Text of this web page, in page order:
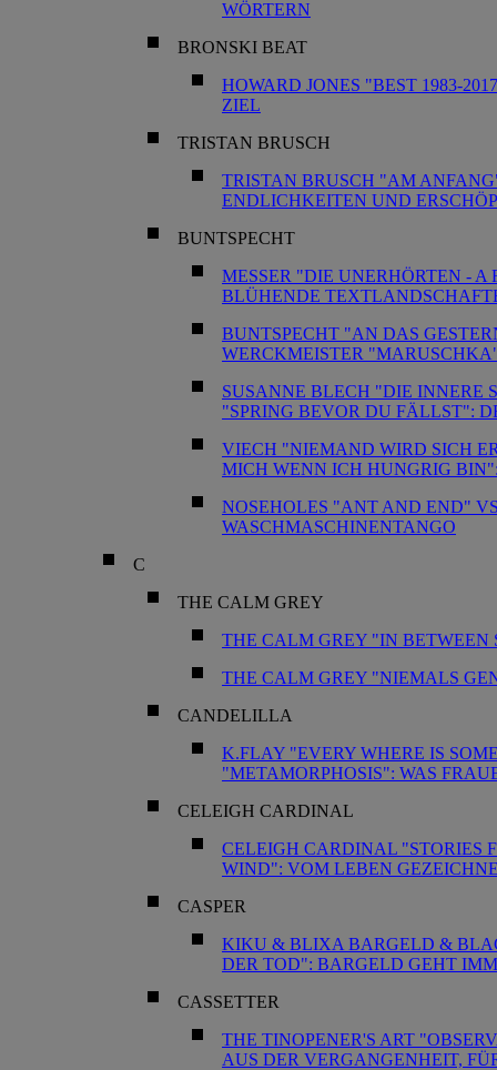
WÖRTERN
BRONSKI BEAT
HOWARD JONES "BEST 1983-
ZIEL
TRISTAN BRUSCH
TRISTAN BRUSCH "AM
ENDLICHKEITEN UND
BUNTSPECHT
MESSER "DIE UNERHÖRTEN -
BLÜHENDE
BUNTSPECHT "AN DAS
WERCKMEISTER
SUSANNE BLECH "DIE INNERE
"SPRING BEVOR DU FÄLLST":
VIECH "NIEMAND WIRD SICH
MICH WENN ICH HUNGRIG
NOSEHOLES "ANT AND END"
WASCHMASCHINENTANGO
C
THE CALM GREY
THE CALM GREY "IN BETWEEN
THE CALM GREY "NIEMALS
CANDELILLA
K.FLAY "EVERY WHERE IS
"METAMORPHOSIS": WAS
CELEIGH CARDINAL
CELEIGH CARDINAL "STORIES
WIND": VOM LEBEN
CASPER
KIKU & BLIXA BARGELD &
DER TOD": BARGELD GEHT
CASSETTER
THE TINOPENER'S ART
AUS DER VERGANGENHEIT,